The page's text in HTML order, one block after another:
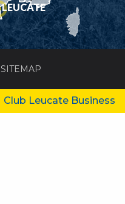
LEUCATE
SITEMAP
Club Leucate Business